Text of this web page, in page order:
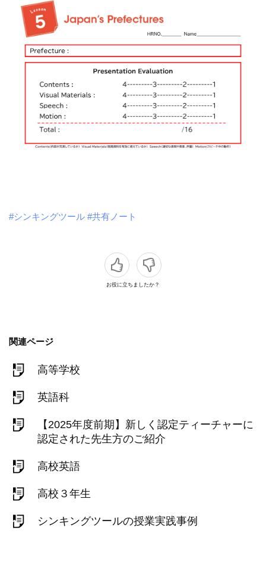
#シンキングツール #共有ノート
お役に立ちましたか？
関連ページ
高等学校
英語科
【2025年度前期】新しく認定ティーチャーに
認定された先生方のご紹介
高校英語
高校３年生
シンキングツールの授業実践事例